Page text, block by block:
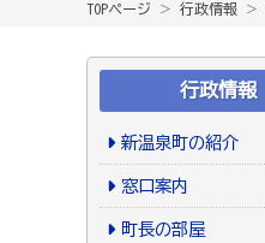
TOPページ ＞ 行政情報 ＞
行政情報
新温泉町の紹介
窓口案内
町長の部屋